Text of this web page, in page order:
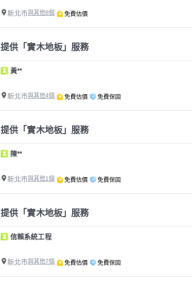
新北市與其他8個 免費估價
提供「實木地板」服務
黃**
新北市與其他4個 免費估價 免費保固
提供「實木地板」服務
陳**
新北市與其他1個 免費估價 免費保固
提供「實木地板」服務
信賴系統工程
新北市與其他7個 免費估價 免費保固